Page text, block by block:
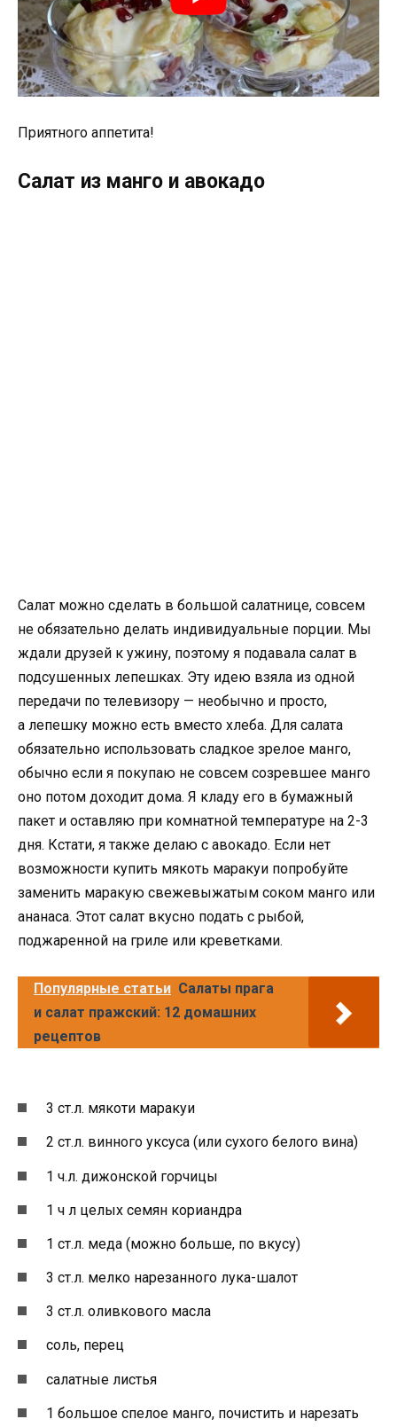
Приятного аппетита!
Салат из манго и авокадо
Салат можно сделать в большой салатнице, совсем
не обязательно делать индивидуальные порции. Мы
ждали друзей к ужину, поэтому я подавала салат в
подсушенных лепешках. Эту идею взяла из одной
передачи по телевизору — необычно и просто,
а лепешку можно есть вместо хлеба. Для салата
обязательно использовать сладкое зрелое манго,
обычно если я покупаю не совсем созревшее манго
оно потом доходит дома. Я кладу его в бумажный
пакет и оставляю при комнатной температуре на 2-3
дня. Кстати, я также делаю с авокадо. Если нет
возможности купить мякоть маракуи попробуйте
заменить маракую свежевыжатым соком манго или
ананаса. Этот салат вкусно подать с рыбой,
поджаренной на гриле или креветками.
Популярные статьи Салаты прага
и салат пражский: 12 домашних
рецептов
3 ст.л. мякоти маракуи
2 ст.л. винного уксуса (или сухого белого вина)
1 ч.л. дижонской горчицы
1 ч л целых семян кориандра
1 ст.л. меда (можно больше, по вкусу)
3 ст.л. мелко нарезанного лука-шалот
3 ст.л. оливкового масла
соль, перец
салатные листья
1 большое спелое манго, почистить и нарезать